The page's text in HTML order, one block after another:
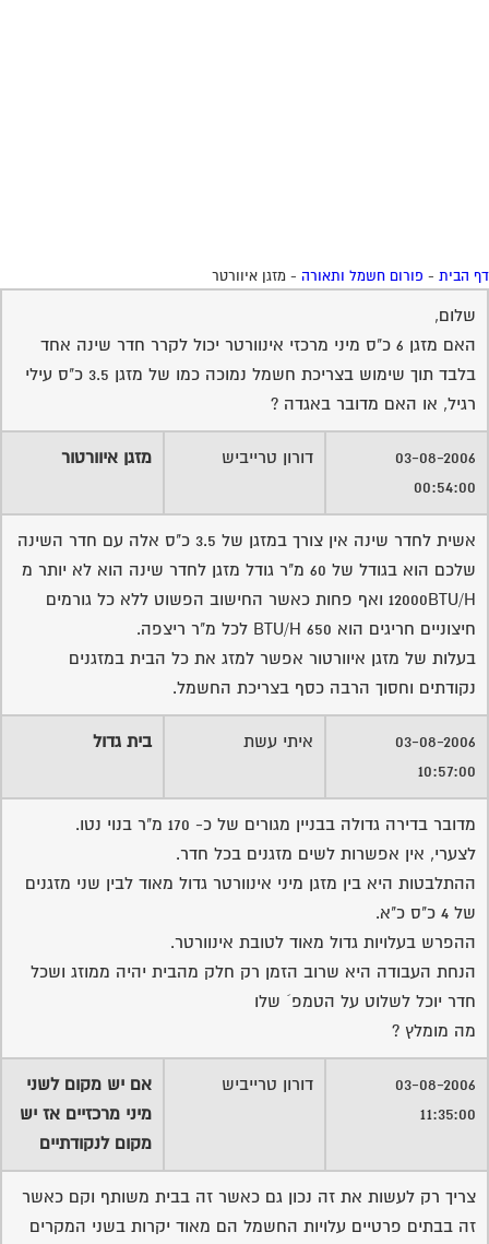
הבית- פורום חשמל ותאורה- מזגן איוורטר
שלום,
האם מזגן 6 כ"ס מיני מרכזי אינוורטר יכול לקרר חדר שינה אחד
בלבד תוך שימוש בצריכת חשמל נמוכה כמו של מזגן 3.5 כ"ס עילי
רגיל, או האם מדובר באגדה ?
03-08-2006
00:54:00
דורון טרייביש מזגן איוורטור
אשית לחדר שינה אין צורך במזגן של 3.5 כ"ס אלה עם חדר השינה
שלכם הוא בגודל של 60 מ"ר גודל מזגן לחדר שינה הוא לא יותר מ
12000BTU/H ואף פחות כאשר החישוב הפשוט ללא כל גורמים
חיצוניים חריגים הוא 650 BTU/H לכל מ"ר ריצפה.
בעלות של מזגן איוורטור אפשר למזג את כל הבית במזגנים
נקודתים וחסוך הרבה כסף בצריכת החשמל.
03-08-2006
10:57:00
איתי עשת בית גדול
מדובר בדירה גדולה בבניין מגורים של כ- 170 מ"ר בנוי נטו.
לצערי, אין אפשרות לשים מזגנים בכל חדר.
ההתלבטות היא בין מזגן מיני אינוורטר גדול מאוד לבין שני מזגנים
של 4 כ"ס כ"א.
ההפרש בעלויות גדול מאוד לטובת אינוורטר.
הנחת העבודה היא שרוב הזמן רק חלק מהבית יהיה ממוזג ושכל
חדר יוכל לשלוט על הטמפ´ שלו
מה מומלץ ?
03-08-2006
11:35:00
דורון טרייביש
אם יש מקום לשני
מיני מרכזיים אז יש
מקום לנקודתיים
צריך רק לעשות את זה נכון גם כאשר זה בבית משותף וקם כאשר
זה בבתים פרטיים עלויות החשמל הם מאוד יקרות בשני המקרים